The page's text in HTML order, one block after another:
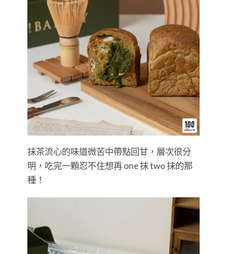
抹茶流心的味道微苦中帶點回甘，層次很分
明，吃完一顆忍不住想再 one 抹 two 抹的那
種！